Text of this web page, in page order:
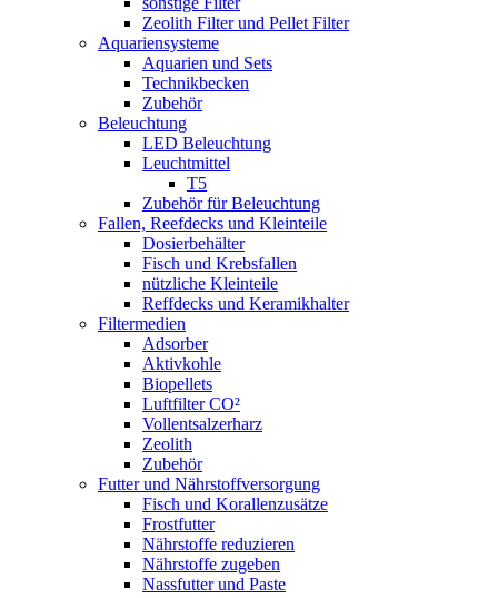
Zeolith Filter und Pellet Filter
Aquariensysteme
Aquarien und Sets
Technikbecken
Zubehör
Beleuchtung
LED Beleuchtung
Leuchtmittel
T5
Zubehör für Beleuchtung
Fallen, Reefdecks und Kleinteile
Dosierbehälter
Fisch und Krebsfallen
nützliche Kleinteile
Reffdecks und Keramikhalter
Filtermedien
Adsorber
Aktivkohle
Biopellets
Luftfilter CO²
Vollentsalzerharz
Zeolith
Zubehör
Futter und Nährstoffversorgung
Fisch und Korallenzusätze
Frostfutter
Nährstoffe reduzieren
Nährstoffe zugeben
Nassfutter und Paste